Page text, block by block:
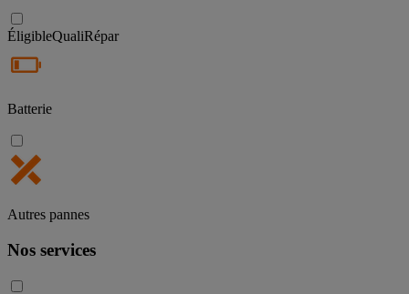
ÉligibleQualiRépar
Batterie
Autres pannes
Nos services